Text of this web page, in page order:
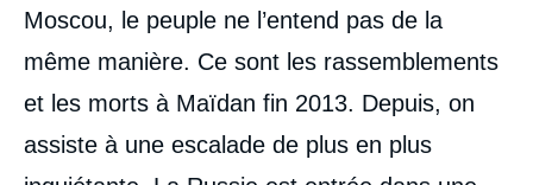
Moscou, le peuple ne l’entend pas de la
même manière. Ce sont les rassemblements
et les morts à Maïdan fin 2013. Depuis, on
assiste à une escalade de plus en plus
de
couverture
de
la
publication